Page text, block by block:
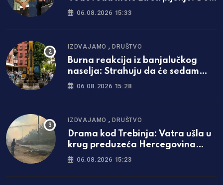
ovog datuma najavili kraj
06.08.2026 15:33
IZDVAJAMO ,DRUŠTVO
Burna reakcija iz banjalučkog
naselja: Strahuju da će sedam
spratova postati nova praksa
06.08.2026 15:28
IZDVAJAMO ,DRUŠTVO
Drama kod Trebinja: Vatra ušla u
krug preduzeća Hercegovina
putevi
06.08.2026 15:23